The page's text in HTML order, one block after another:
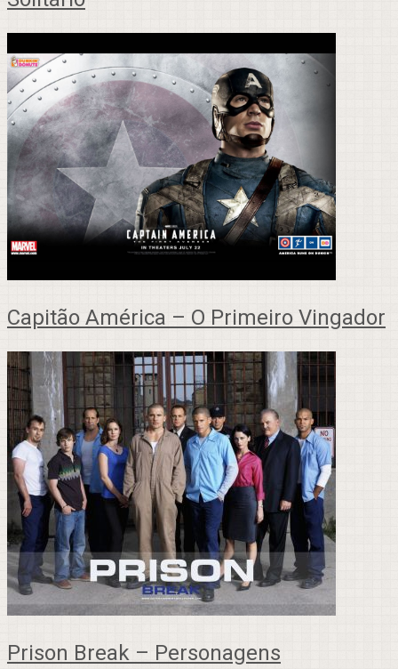
Capitão América – O Primeiro Vingador
Prison Break – Personagens